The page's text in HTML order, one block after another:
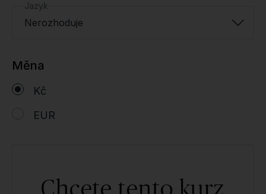
Jazyk
Nerozhoduje
Měna
Kč
EUR
Chcete tento kurz